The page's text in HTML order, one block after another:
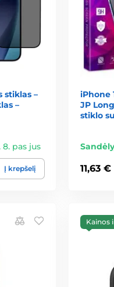
stiklas –
–
pas jus
Į krepšelį
iPhone
JP
stiklo
11,63 €
Kainos